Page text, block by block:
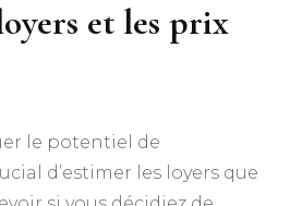
et les prix
le potentiel de
d’estimer les loyers que